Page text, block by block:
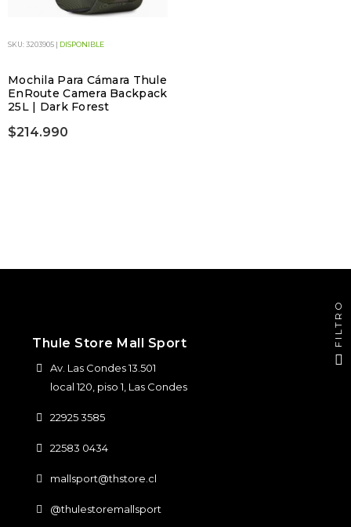
SKU: 3203905 | DISPONIBLE
Mochila Para Cámara Thule
EnRoute Camera Backpack
25L | Dark Forest
$214.990
Thule Store Mall Sport
Av. Las Condes 13.501
local 120, piso 1, Las Condes
22925 3585
22583 0434
mallsport@thstore.cl
@thulestoremallsport
FILTRO